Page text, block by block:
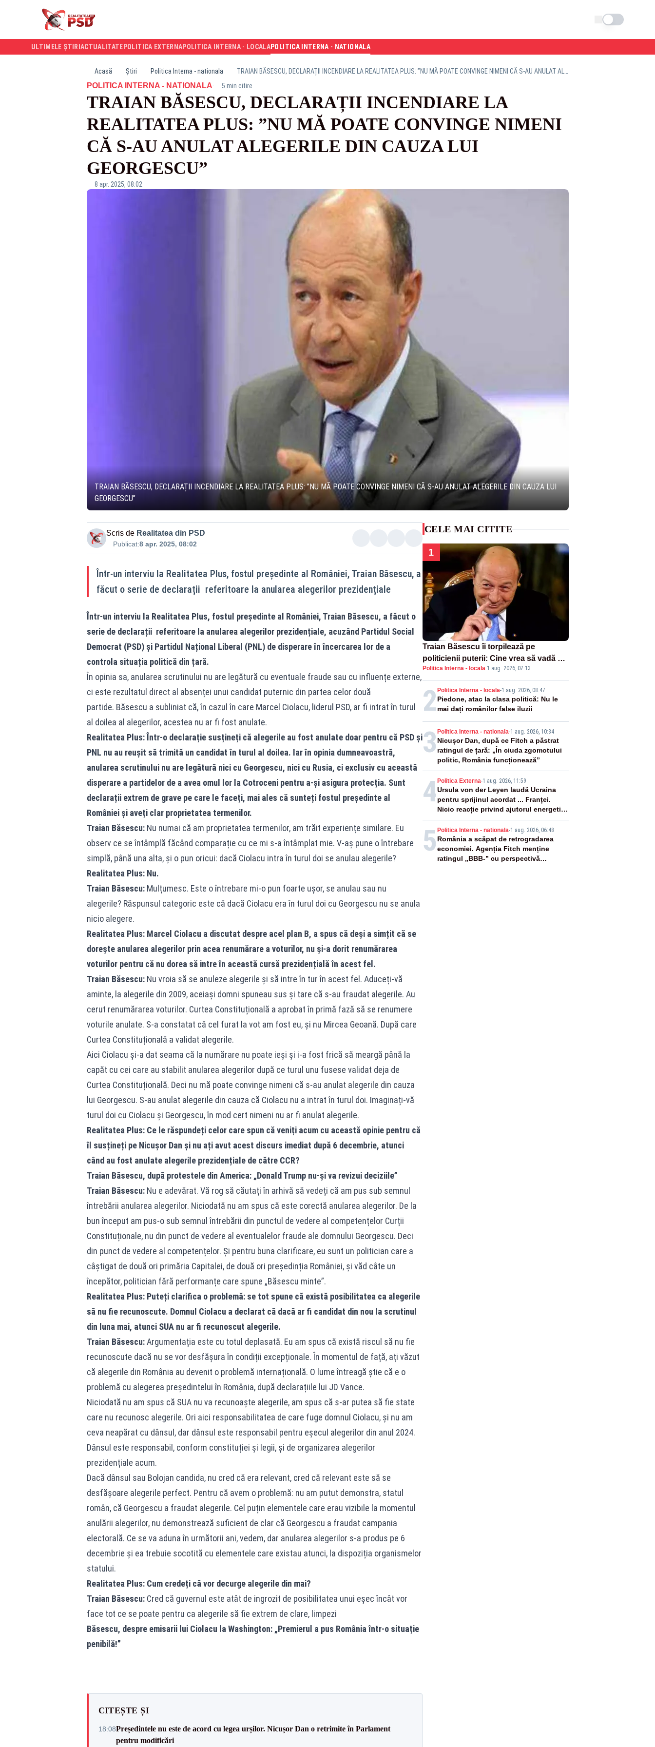
Schimba tema
ULTIMELE ȘTIRI ACTUALITATE POLITICA EXTERNAPOLITICA INTERNA - LOCALAPOLITICA INTERNA - NATIONALA
Acasă Știri Politica Interna - nationala
POLITICA INTERNA - NATIONALA· 5 min citire
TRAIAN BĂSESCU, DECLARAȚII INCENDIARE LA
REALITATEA PLUS: ”NU MĂ POATE CONVINGE NIMENI
CĂ S-AU ANULAT ALEGERILE DIN CAUZA LUI
GEORGESCU”
8 apr. 2025, 08:02
TRAIAN BĂSESCU, DECLARAȚII INCENDIARE LA REALITATEA PLUS: ”NU MĂ POATE CONVINGE NIMENI CĂ S-AU ANULAT ALEGERILE DIN CAUZA LUI
GEORGESCU”
Scris de Realitatea din PSD
Publicat:8 apr. 2025, 08:02
Într-un interviu la Realitatea Plus, fostul președinte al României, Traian Băsescu, a
făcut o serie de declarații referitoare la anularea alegerilor prezidențiale
Într-un interviu la Realitatea Plus, fostul președinte al României, Traian Băsescu, a făcut o
serie de declarații referitoare la anularea alegerilor prezidențiale, acuzând Partidul Social
Democrat (PSD) și Partidul Național Liberal (PNL) de disperare în încercarea lor de a
controla situația politică din țară.
În opinia sa, anularea scrutinului nu are legătură cu eventuale fraude sau cu influențe externe,
ci este rezultatul direct al absenței unui candidat puternic din partea celor două
partide. Băsescu a subliniat că, în cazul în care Marcel Ciolacu, liderul PSD, ar fi intrat în turul
al doilea al alegerilor, acestea nu ar fi fost anulate.
Realitatea Plus: Într-o declarație susțineți că alegerile au fost anulate doar pentru că PSD și
PNL nu au reușit să trimită un candidat în turul al doilea. Iar în opinia dumneavoastră,
anularea scrutinului nu are legătură nici cu Georgescu, nici cu Rusia, ci exclusiv cu această
disperare a partidelor de a avea omul lor la Cotroceni pentru a-și asigura protecția. Sunt
declarații extrem de grave pe care le faceți, mai ales că sunteți fostul președinte al
României și aveți clar proprietatea termenilor.
Traian Băsescu:Nu numai că am proprietatea termenilor, am trăit experiențe similare. Eu
observ ce se întâmplă făcând comparație cu ce mi s-a întâmplat mie. V-aș pune o întrebare
simplă, până una alta, și o pun oricui: dacă Ciolacu intra în turul doi se anulau alegerile?
Realitatea Plus: Nu.
Traian Băsescu:Mulțumesc. Este o întrebare mi-o pun foarte ușor, se anulau sau nu
alegerile? Răspunsul categoric este că dacă Ciolacu era în turul doi cu Georgescu nu se anula
nicio alegere.
Realitatea Plus: Marcel Ciolacu a discutat despre acel plan B, a spus că deși a simțit că se
dorește anularea alegerilor prin acea renumărare a voturilor, nu și-a dorit renumărarea
voturilor pentru că nu dorea să intre în această cursă prezidențială în acest fel.
Traian Băsescu:Nu vroia să se anuleze alegerile și să intre în tur în acest fel. Aduceți-vă
aminte, la alegerile din 2009, aceiași domni spuneau sus și tare că s-au fraudat alegerile. Au
cerut renumărarea voturilor. Curtea Constituțională a aprobat în primă fază să se renumere
voturile anulate. S-a constatat că cel furat la vot am fost eu, și nu Mircea Geoană. După care
Curtea Constituțională a validat alegerile.
Aici Ciolacu și-a dat seama că la numărare nu poate ieși și i-a fost frică să meargă până la
capăt cu cei care au stabilit anularea alegerilor după ce turul unu fusese validat deja de
Curtea Constituțională. Deci nu mă poate convinge nimeni că s-au anulat alegerile din cauza
lui Georgescu. S-au anulat alegerile din cauza că Ciolacu nu a intrat în turul doi. Imaginați-vă
turul doi cu Ciolacu și Georgescu, în mod cert nimeni nu ar fi anulat alegerile.
Realitatea Plus: Ce le răspundeți celor care spun că veniți acum cu această opinie pentru că
îl susțineți pe Nicușor Dan și nu ați avut acest discurs imediat după 6 decembrie, atunci
când au fost anulate alegerile prezidențiale de către CCR?
Traian Băsescu, după protestele din America: „Donald Trump nu-şi va revizui deciziile”
Traian Băsescu:Nu e adevărat. Vă rog să căutați în arhivă să vedeți că am pus sub semnul
întrebării anularea alegerilor. Niciodată nu am spus că este corectă anularea alegerilor. De la
bun început am pus-o sub semnul întrebării din punctul de vedere al competențelor Curții
Constituționale, nu din punct de vedere al eventualelor fraude ale domnului Georgescu. Deci
din punct de vedere al competențelor. Și pentru buna clarificare, eu sunt un politician care a
câștigat de două ori primăria Capitalei, de două ori președinția României, și văd câte un
începător, politician fără performanțe care spune „Băsescu minte”.
Realitatea Plus: Puteți clarifica o problemă: se tot spune că există posibilitatea ca alegerile
să nu fie recunoscute. Domnul Ciolacu a declarat că dacă ar fi candidat din nou la scrutinul
din luna mai, atunci SUA nu ar fi recunoscut alegerile.
Traian Băsescu:Argumentația este cu totul deplasată. Eu am spus că există riscul să nu fie
recunoscute dacă nu se vor desfășura în condiții excepționale. În momentul de față, ați văzut
că alegerile din România au devenit o problemă internațională. O lume întreagă știe că e o
problemă cu alegerea președintelui în România, după declarațiile lui JD Vance.
Niciodată nu am spus că SUA nu va recunoaște alegerile, am spus că s-ar putea să fie state
care nu recunosc alegerile. Ori aici responsabilitatea de care fuge domnul Ciolacu, și nu am
ceva neapărat cu dânsul, dar dânsul este responsabil pentru eșecul alegerilor din anul 2024.
Dânsul este responsabil, conform constituției și legii, și de organizarea alegerilor
prezidențiale acum.
Dacă dânsul sau Bolojan candida, nu cred că era relevant, cred că relevant este să se
desfășoare alegerile perfect. Pentru că avem o problemă: nu am putut demonstra, statul
român, că Georgescu a fraudat alegerile. Cel puțin elementele care erau vizibile la momentul
anulării alegerilor, nu demonstrează suficient de clar că Georgescu a fraudat campania
electorală. Ce se va aduna în următorii ani, vedem, dar anularea alegerilor s-a produs pe 6
decembrie și ea trebuie socotită cu elementele care existau atunci, la dispoziția organismelor
statului.
Realitatea Plus: Cum credeți că vor decurge alegerile din mai?
Traian Băsescu:Cred că guvernul este atât de ingrozit de posibilitatea unui eșec încât vor
face tot ce se poate pentru ca alegerile să fie extrem de clare, limpezi
Băsescu, despre emisarii lui Ciolacu la Washington: „Premierul a pus România într-o situație
penibilă!”
CITEȘTE ȘI
18:08Președintele nu este de acord cu legea urșilor. Nicușor Dan o retrimite în Parlament
pentru modificări
CELE MAI CITITE
1
Traian Băsescu îi torpilează pe
politicienii puterii: Cine vrea să vadă ce
înseamnă să fii prost, se uită la
România
Politica Interna - locala·1 aug. 2026, 07:13
2 Politica Interna - locala-1 aug. 2026, 08:47
Piedone, atac la clasa politică: Nu le
mai dați românilor false iluzii
3 Politica Interna - nationala-1 aug. 2026, 10:34
Nicușor Dan, după ce Fitch a păstrat
ratingul de țară: „În ciuda zgomotului
politic, România funcționează”
4 Politica Externa-1 aug. 2026, 11:59
Ursula von der Leyen laudă Ucraina
pentru sprijinul acordat ... Franței.
Nicio reacție privind ajutorul energetic
promis României
5 Politica Interna - nationala-1 aug. 2026, 06:48
România a scăpat de retrogradarea
economiei. Agenția Fitch menține
ratingul „BBB-” cu perspectivă